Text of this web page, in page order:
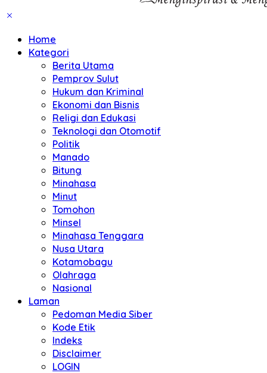
Home
Kategori
Berita Utama
Pemprov Sulut
Hukum dan Kriminal
Ekonomi dan Bisnis
Religi dan Edukasi
Teknologi dan Otomotif
Politik
Manado
Bitung
Minahasa
Minut
Tomohon
Minsel
Minahasa Tenggara
Nusa Utara
Kotamobagu
Olahraga
Nasional
Laman
Pedoman Media Siber
Kode Etik
Indeks
Disclaimer
LOGIN